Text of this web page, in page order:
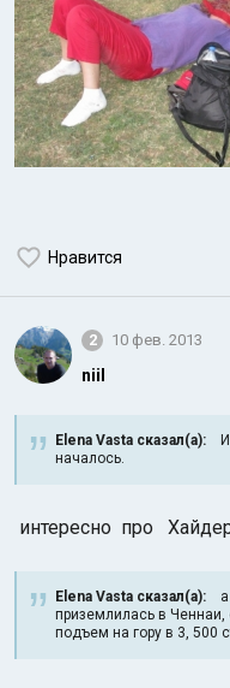
Нравится
2 10 фев. 2013
niil
Elena Vasta сказал(а): И
началось.
интересно про
Elena Vasta сказал(а): а
приземлилась в
подъем на гору в 3, 500